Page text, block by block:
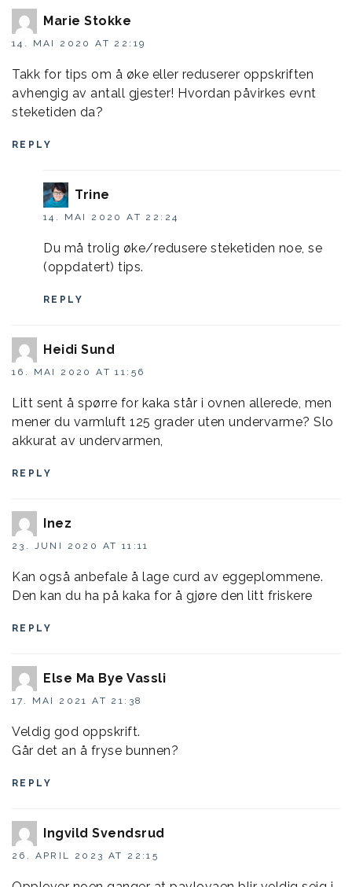
Marie Stokke
14. MAI 2020 AT 22:19
Takk for tips om å øke eller reduserer oppskriften
avhengig av antall gjester! Hvordan påvirkes evnt
steketiden da?
REPLY
Trine
14. MAI 2020 AT 22:24
Du må trolig øke/redusere steketiden noe, se
(oppdatert) tips.
REPLY
Heidi Sund
16. MAI 2020 AT 11:56
Litt sent å spørre for kaka står i ovnen allerede, men
mener du varmluft 125 grader uten undervarme? Slo
akkurat av undervarmen,
REPLY
Inez
23. JUNI 2020 AT 11:11
Kan også anbefale å lage curd av eggeplommene.
Den kan du ha på kaka for å gjøre den litt friskere
REPLY
Else Ma Bye Vassli
17. MAI 2021 AT 21:38
Veldig god oppskrift.
Går det an å fryse bunnen?
REPLY
Ingvild Svendsrud
26. APRIL 2023 AT 22:15